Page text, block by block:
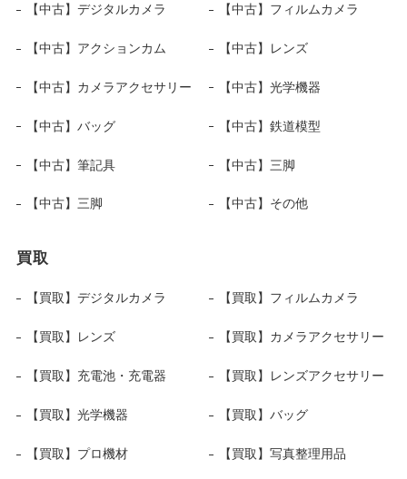
【中古】デジタルカメラ 【中古】フィルムカメラ
【中古】アクションカム 【中古】レンズ
【中古】カメラアクセサリー 【中古】光学機器
【中古】バッグ 【中古】鉄道模型
【中古】筆記具 【中古】三脚
【中古】三脚 【中古】その他
買取
【買取】デジタルカメラ 【買取】フィルムカメラ
【買取】レンズ 【買取】カメラアクセサリー
【買取】充電池・充電器 【買取】レンズアクセサリー
【買取】光学機器 【買取】バッグ
【買取】プロ機材 【買取】写真整理用品